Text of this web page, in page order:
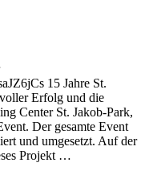
15 Jahre St.
Erfolg und die
Center St. Jakob-Park,
Der gesamte Event
und umgesetzt. Auf der
Projekt …